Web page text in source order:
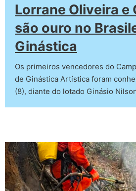
Lorrane Oliveira e
são ouro no
Ginástica
Os primeiros vencedores do
de Ginástica Artística foram
(8), diante do lotado Ginásio